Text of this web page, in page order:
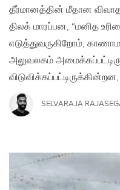
தீர்மானத்தின் மீதான
திலக் மாரப்பன, “மனித
எடுத்துவருகிறோம்,
அலுவலகம்
SELVARAJA